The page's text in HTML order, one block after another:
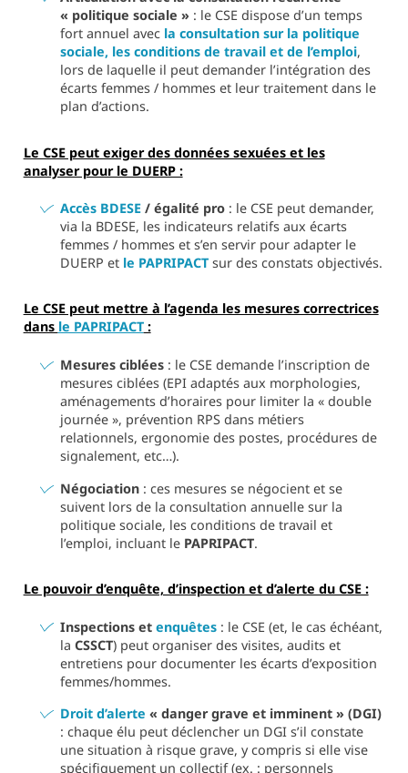
« politique sociale » : le CSE dispose d’un temps
fort annuel avec la consultation sur la politique
sociale, les conditions de travail et de l’emploi,
lors de laquelle il peut demander l’intégration des
écarts femmes / hommes et leur traitement dans le
plan d’actions.
Le CSE peut exiger des données sexuées et les
analyser pour le DUERP :
Accès BDESE/ égalité pro: le CSE peut demander,
via la BDESE, les indicateurs relatifs aux écarts
femmes / hommes et s’en servir pour adapter le
DUERP et le PAPRIPACTsur des constats objectivés.
Le CSE peut mettre à l’agenda les mesures correctrices
dans le PAPRIPACT:
Mesures ciblées: le CSE demande l’inscription de
mesures ciblées (EPI adaptés aux morphologies,
aménagements d’horaires pour limiter la « double
journée », prévention RPS dans métiers
relationnels, ergonomie des postes, procédures de
signalement, etc…).
Négociation: ces mesures se négocient et se
suivent lors de la consultation annuelle sur la
politique sociale, les conditions de travail et
l’emploi, incluant le PAPRIPACT.
Le pouvoir d’enquête, d’inspection et d’alerte du CSE :
Inspections et enquêtes: le CSE (et, le cas échéant,
la CSSCT) peut organiser des visites, audits et
entretiens pour documenter les écarts d’exposition
femmes/hommes.
Droit d’alerte « danger grave et imminent » (DGI)
: chaque élu peut déclencher un DGI s’il constate
une situation à risque grave, y compris si elle vise
spécifiquement un collectif (ex. : personnels